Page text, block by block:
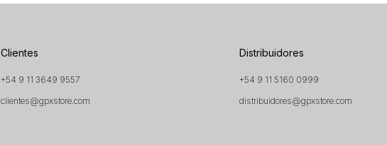
Clientes
+54 9 11 3649 9557
clientes@gpxstore.com
Distribuidores
+54 9 11 5160 0999
distribuidores@gpxstore.com